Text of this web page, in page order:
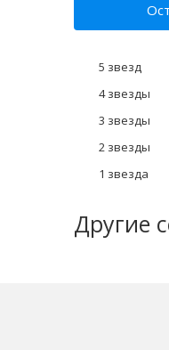
5 звезд
4 звезды
3 звезды
2 звезды
1 звезда
Другие